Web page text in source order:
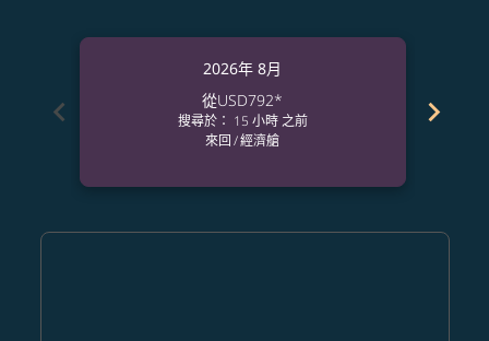
chevron_left
2026年 8月
從USD792*
搜尋於： 15 小時 之前
來回/經濟艙
chevron_right